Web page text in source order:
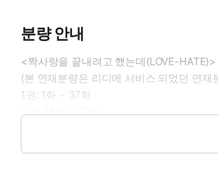
분량 안내
<짝사랑을 끝내려고 했는데(LOVE-
(본 연재분량은 리디에 서비스 되었던 연
1권: 1화 ~ 37화
2권: 38화 ~ 79화